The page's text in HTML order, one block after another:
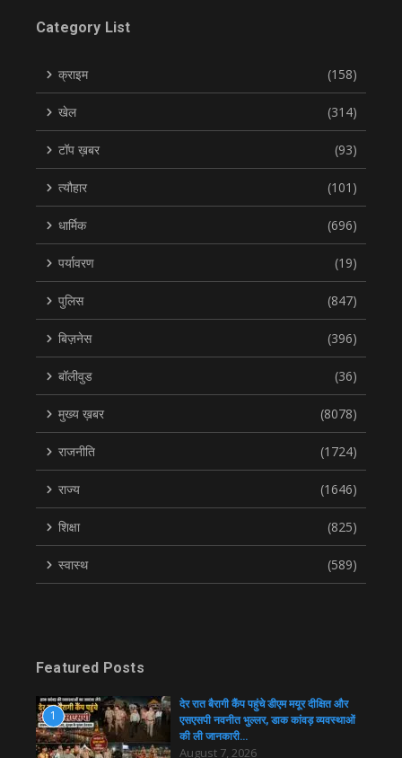
Category List
क्राइम (158)
खेल (314)
टॉप ख़बर (93)
त्यौहार (101)
धार्मिक (696)
पर्यावरण (19)
पुलिस (847)
बिज़नेस (396)
बॉलीवुड (36)
मुख्य ख़बर (8078)
राजनीति (1724)
राज्य (1646)
शिक्षा (825)
स्वास्थ (589)
Featured Posts
1
देर रात बैरागी कैंप पहुंचे डीएम मयूर दीक्षित और
एसएसपी नवनीत भुल्लर, डाक कांवड़ व्यवस्थाओं
की ली जानकारी…
August 7, 2026